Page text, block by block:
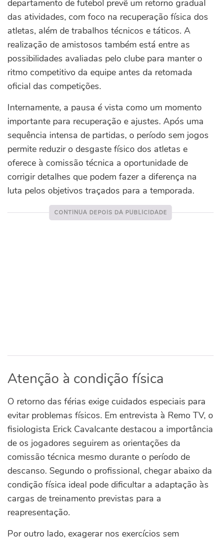
departamento de futebol prevê um retorno gradual
das atividades, com foco na recuperação física dos
atletas, além de trabalhos técnicos e táticos. A
realização de amistosos também está entre as
possibilidades avaliadas pelo clube para manter o
ritmo competitivo da equipe antes da retomada
oficial das competições.
Internamente, a pausa é vista como um momento
importante para recuperação e ajustes. Após uma
sequência intensa de partidas, o período sem jogos
permite reduzir o desgaste físico dos atletas e
oferece à comissão técnica a oportunidade de
corrigir detalhes que podem fazer a diferença na
luta pelos objetivos traçados para a temporada.
Atenção à condição física
O retorno das férias exige cuidados especiais para
evitar problemas físicos. Em entrevista à Remo TV, o
fisiologista Erick Cavalcante destacou a importância
de os jogadores seguirem as orientações da
comissão técnica mesmo durante o período de
descanso. Segundo o profissional, chegar abaixo da
condição física ideal pode dificultar a adaptação às
cargas de treinamento previstas para a
reapresentação.
Por outro lado, exagerar nos exercícios sem